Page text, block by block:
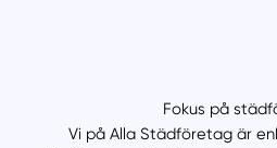
Fokus på
Vi på Alla Städföretag är